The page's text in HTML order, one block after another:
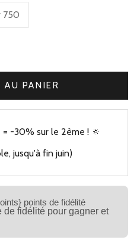
750
AU PANIER
= -30% sur le 2ème ! 🔅
jusqu'à fin juin)
points de fidélité
de fidélité pour gagner et